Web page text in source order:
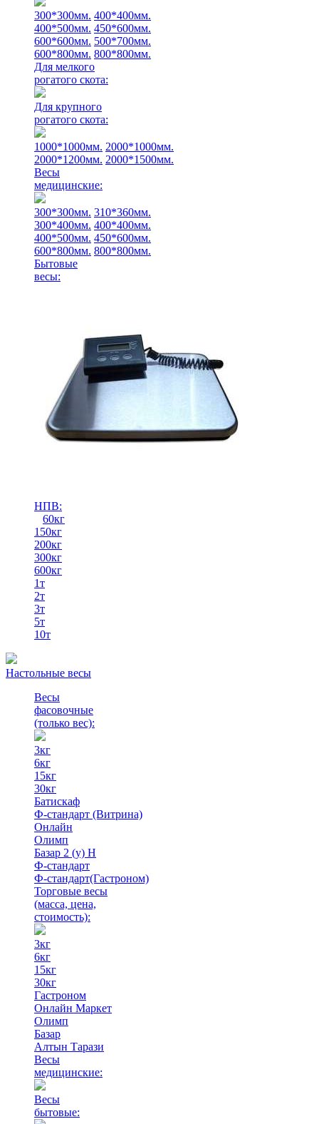
300*300мм. 400*400мм.
400*500мм. 450*600мм.
600*600мм. 500*700мм.
600*800мм. 800*800мм.
Для мелкого
рогатого скота:
Для крупного
рогатого скота:
1000*1000мм. 2000*1000мм.
2000*1200мм. 2000*1500мм.
Весы
медицинские:
300*300мм. 310*360мм.
300*400мм. 400*400мм.
400*500мм. 450*600мм.
600*800мм. 800*800мм.
Бытовые
весы:
НПВ:
60кг
150кг
200кг
300кг
600кг
1т
2т
3т
5т
10т
Настольные весы
Весы
фасовочные
(только вес):
3кг
6кг
15кг
30кг
Батискаф
Ф-стандарт (Витрина)
Онлайн
Олимп
Базар 2 (у) Н
Ф-стандарт
Ф-стандарт(Гастроном)
Торговые весы
(масса, цена,
стоимость):
3кг
6кг
15кг
30кг
Гастроном
Онлайн Маркет
Олимп
Базар
Алтын Тарази
Весы
медицинские:
Весы
бытовые: